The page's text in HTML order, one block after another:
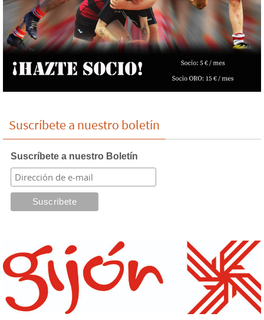
Suscríbete a nuestro boletín
Suscríbete a nuestro Boletín